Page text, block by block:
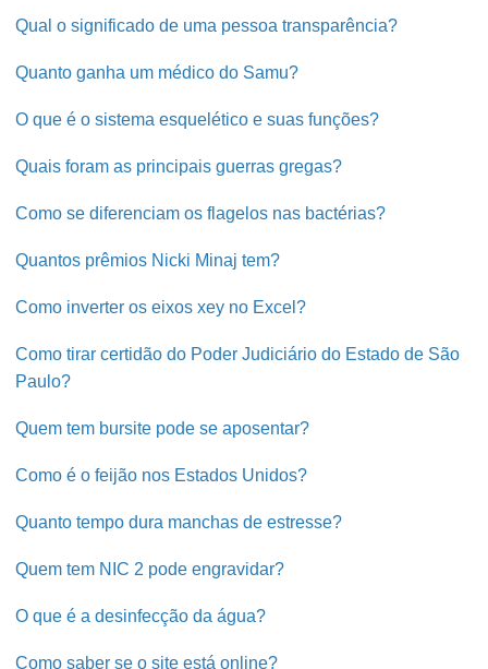
Qual o significado de uma pessoa transparência?
Quanto ganha um médico do Samu?
O que é o sistema esquelético e suas funções?
Quais foram as principais guerras gregas?
Como se diferenciam os flagelos nas bactérias?
Quantos prêmios Nicki Minaj tem?
Como inverter os eixos xey no Excel?
Como tirar certidão do Poder Judiciário do Estado de São
Paulo?
Quem tem bursite pode se aposentar?
Como é o feijão nos Estados Unidos?
Quanto tempo dura manchas de estresse?
Quem tem NIC 2 pode engravidar?
O que é a desinfecção da água?
Como saber se o site está online?